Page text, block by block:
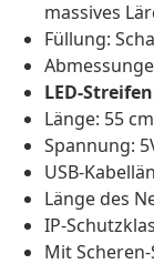
massives
Füllung:
LED-
Länge: 55 cm
Spannung:
USB-
Länge des
IP-
Mit